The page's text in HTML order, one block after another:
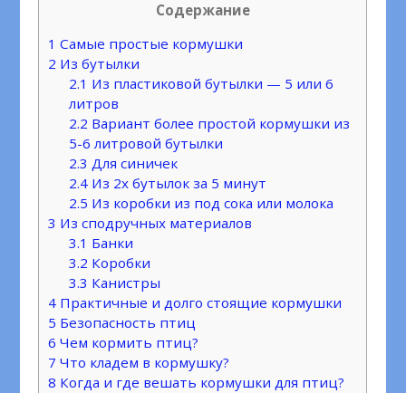
Содержание
1 Самые простые кормушки
2 Из бутылки
2.1 Из пластиковой бутылки — 5 или 6
литров
2.2 Вариант более простой кормушки из
5-6 литровой бутылки
2.3 Для синичек
2.4 Из 2х бутылок за 5 минут
2.5 Из коробки из под сока или молока
3 Из сподручных материалов
3.1 Банки
3.2 Коробки
3.3 Канистры
4 Практичные и долго стоящие кормушки
5 Безопасность птиц
6 Чем кормить птиц?
7 Что кладем в кормушку?
8 Когда и где вешать кормушки для птиц?